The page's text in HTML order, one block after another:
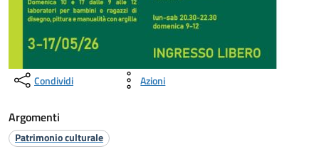
Condividi Azioni
Argomenti
Patrimonio culturale